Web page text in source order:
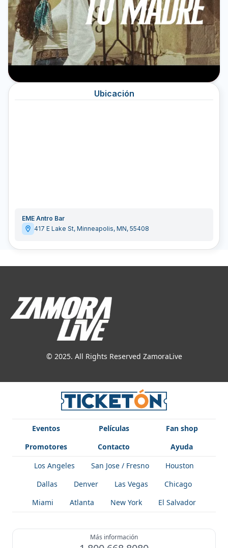
Ubicación
EME Antro Bar
417 E Lake St, Minneapolis, MN, 55408
© 2025. All Rights Reserved ZamoraLive
Eventos Películas
Fan shop
Promotores
Contacto
Ayuda
Los Angeles
San Jose / Fresno
Houston
Dallas
Denver Las Vegas
Chicago
Miami
Atlanta New York El Salvador
Más información